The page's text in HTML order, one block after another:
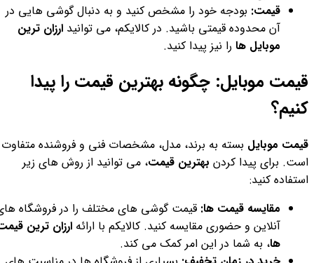
قیمت: بودجه خود را مشخص کنید و به دنبال گوشی هایی در
آن محدوده قیمتی باشید. در کالایکم، می توانید ارزان ترین
موبایل ها را نیز پیدا کنید.
قیمت موبایل: چگونه بهترین قیمت را پیدا
کنیم؟
قیمت موبایل بسته به برند، مدل، مشخصات فنی و فروشنده متفاوت
است. برای پیدا کردن بهترین قیمت، می توانید از روش های زیر
استفاده کنید:
مقایسه قیمت ها: قیمت گوشی های مختلف را در فروشگاه
آنلاین و حضوری مقایسه کنید. کالایکم با ارائه ارزان ترین
ها، به شما در این امر کمک می کند.